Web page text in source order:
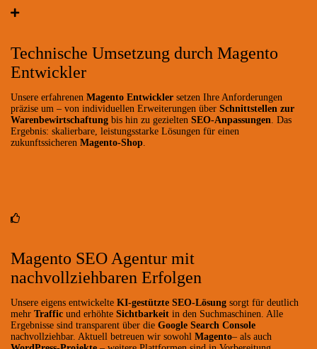
Technische Umsetzung durch Magento
Entwickler
Unsere erfahrenen Magento Entwickler setzen Ihre Anforderungen
präzise um – von individuellen Erweiterungen über Schnittstellen zur
Warenbewirtschaftung bis hin zu gezielten SEO-Anpassungen . Das
Ergebnis: skalierbare, leistungsstarke Lösungen für einen
zukunftssicheren Magento-Shop
Magento SEO Agentur mit
nachvollziehbaren Erfolgen
Unsere eigens entwickelte KI-gestützte SEO-Lösung sorgt für deutlich
mehr Traffic und erhöhte Sichtbarkeit in den Suchmaschinen. Alle
Ergebnisse sind transparent über die Google Search Console
nachvollziehbar. Aktuell betreuen wir sowohl Magento– als auch